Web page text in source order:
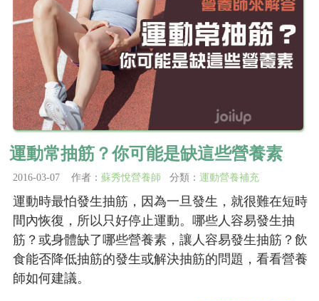
運動常抽筋？你可能是缺這些營養素
2016-03-07 作者： 蘇秀悅營養師 分類： 運動營養補充
運動時最怕發生抽筋，因為一旦發生，就很難在短時
間內恢復，所以只好停止運動。哪些人容易發生抽
筋？或身體缺了哪些營養素，讓人容易發生抽筋？飲
食能否降低抽筋的發生或解決抽筋的問題，看看營養
師如何建議。